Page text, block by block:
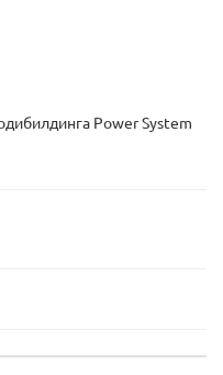
Power System